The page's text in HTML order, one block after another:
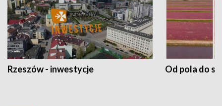
Rzeszów - inwestycje Od pola do